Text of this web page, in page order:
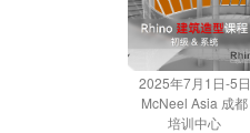
2025年7月1日-5日
McNeel Asia 成都
培训中心